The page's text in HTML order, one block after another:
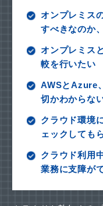
オンプレミス
すべきなのか
オンプレミス
較を行いたい
AWSとAzure
切かわからな
クラウド環境
ェックしても
クラウド利用
業務に支障が